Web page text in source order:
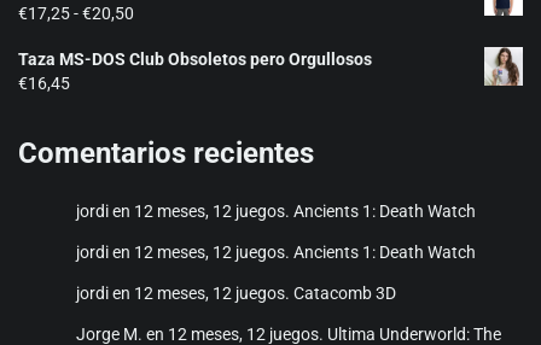
€17,25-€20,50
precios:
€20,50
Taza MS-DOS Club Obsoletos pero Orgullosos
€16,45
Comentarios recientes
jordien 12 meses, 12 juegos. Ancients 1: Death Watch
jordien 12 meses, 12 juegos. Ancients 1: Death Watch
jordien 12 meses, 12 juegos. Catacomb 3D
Jorge M. en 12 meses, 12 juegos. Ultima Underworld: The